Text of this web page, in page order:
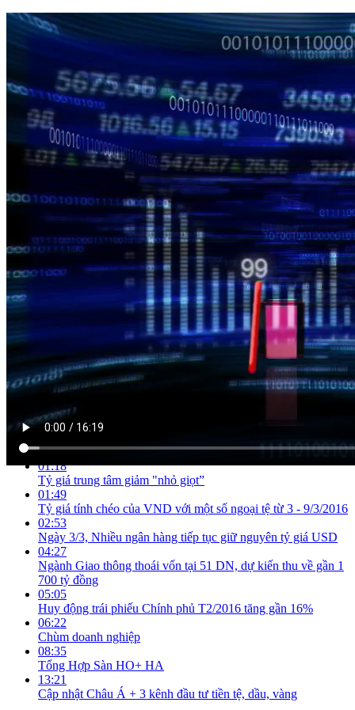
NỘI DUNG CHI TIẾT
Bội chi NSNN 2T/2016 ước khoảng 25,47 nghìn tỷ đồng
01:18
Tỷ giá trung tâm giảm "nhỏ giọt”
01:49
Tỷ giá tính chéo của VND với một số ngoại tệ từ 3 - 9/3/2016
02:53
Ngày 3/3, Nhiều ngân hàng tiếp tục giữ nguyên tỷ giá USD
04:27
Ngành Giao thông thoái vốn tại 51 DN, dự kiến thu về gần 1
700 tỷ đồng
05:05
Huy động trái phiếu Chính phủ T2/2016 tăng gần 16%
06:22
Chùm doanh nghiệp
08:35
Tổng Hợp Sàn HO+ HA
13:21
Cập nhật Châu Á + 3 kênh đầu tư tiền tệ, dầu, vàng